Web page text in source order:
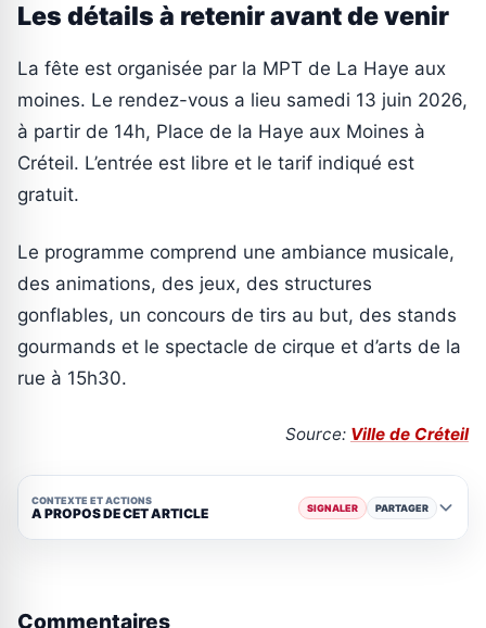
Les détails à retenir avant de venir
La fête est organisée par la MPT de La Haye aux
moines. Le rendez-vous a lieu samedi 13 juin 2026,
à partir de 14h, Place de la Haye aux Moines à
Créteil. L’entrée est libre et le tarif indiqué est
gratuit.
Le programme comprend une ambiance musicale,
des animations, des jeux, des structures
gonflables, un concours de tirs au but, des stands
gourmands et le spectacle de cirque et d’arts de la
rue à 15h30.
Source: Ville de Créteil
CONTEXTE ET ACTIONS
A PROPOS DE CET ARTICLE SIGNALER PARTAGER
Commentaires